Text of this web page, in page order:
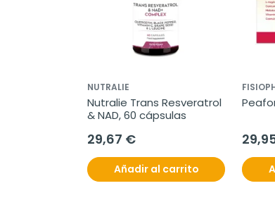
NUTRALIE
Nutralie Trans Resveratrol
& NAD, 60 cápsulas
29,67 €
Añadir al carrito